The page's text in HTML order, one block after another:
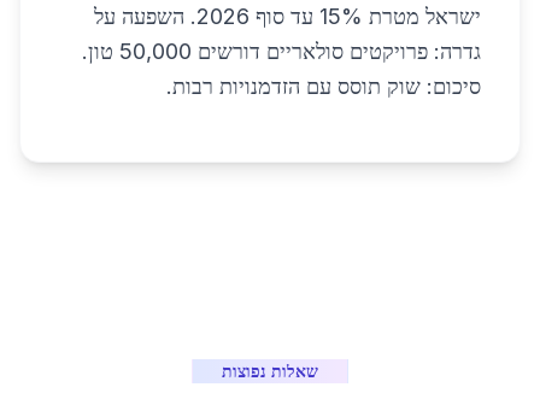
ישראל מטרת 15% עד סוף 2026. השפעה על
גדרה: פרויקטים סולאריים דורשים 50,000 טון.
סיכום: שוק תוסס עם הזדמנויות רבות.
שאלות נפוצות